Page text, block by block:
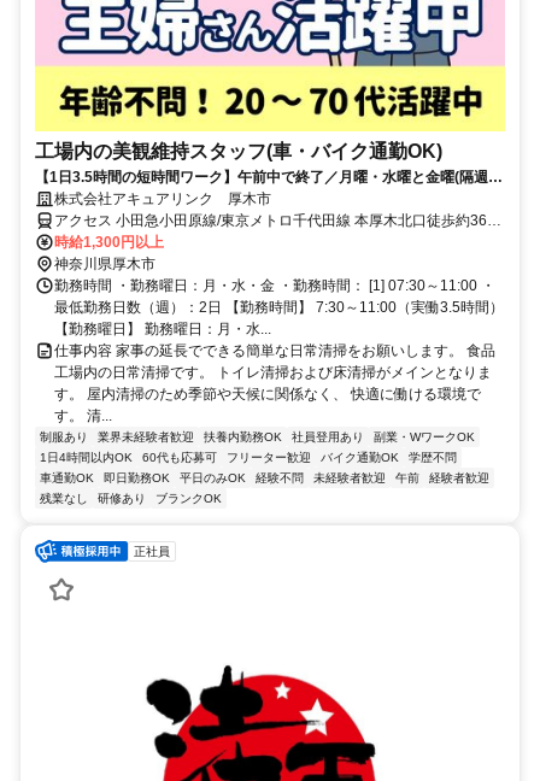
工場内の美観維持スタッフ(車・バイク通勤OK)
【1日3.5時間の短時間ワーク】午前中で終了／月曜・水曜と金曜(隔週)
の週2～3日勤務／年齢不問／食品工場内の清掃スタッフ募集！女性スタ
ッフ活躍中♪
株式会社アキュアリンク 厚木市
アクセス 小田急小田原線/東京メトロ千代田線 本厚木北口徒歩約36分
本厚木駅から徒歩35分
時給1,300円以上
神奈川県厚木市
勤務時間 ・勤務曜日：月・水・金 ・勤務時間： [1] 07:30～11:00 ・
最低勤務日数（週）：2日 【勤務時間】 7:30～11:00（実働3.5時間）
【勤務曜日】 勤務曜日：月・水...
仕事内容 家事の延長でできる簡単な日常清掃をお願いします。 食品
工場内の日常清掃です。 トイレ清掃および床清掃がメインとなりま
す。 屋内清掃のため季節や天候に関係なく、 快適に働ける環境で
す。 清...
制服あり 業界未経験者歓迎 扶養内勤務OK 社員登用あり
副業・WワークOK
1日4時間以内OK
60代も応募可 フリーター歓迎 バイク通勤OK
学歴不問
車通勤OK
即日勤務OK 平日のみOK 経験不問 未経験者歓迎 午前
経験者歓迎
残業なし
研修あり ブランクOK
正社員